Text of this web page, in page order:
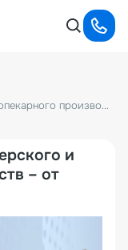
Оборудование для кондитерского и хлебопекарного производств – от замеса теста до упаковки
и
– от